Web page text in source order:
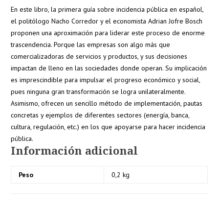
En este libro, la primera guía sobre incidencia pública en español,
el politólogo Nacho Corredor y el economista Adrian Jofre Bosch
proponen una aproximación para liderar este proceso de enorme
trascendencia. Porque las empresas son algo más que
comercializadoras de servicios y productos, y sus decisiones
impactan de lleno en las sociedades donde operan. Su implicación
es imprescindible para impulsar el progreso económico y social,
pues ninguna gran transformación se logra unilateralmente.
Asimismo, ofrecen un sencillo método de implementación, pautas
concretas y ejemplos de diferentes sectores (energía, banca,
cultura, regulación, etc.) en los que apoyarse para hacer incidencia
pública.
Información adicional
Peso 0,2 kg